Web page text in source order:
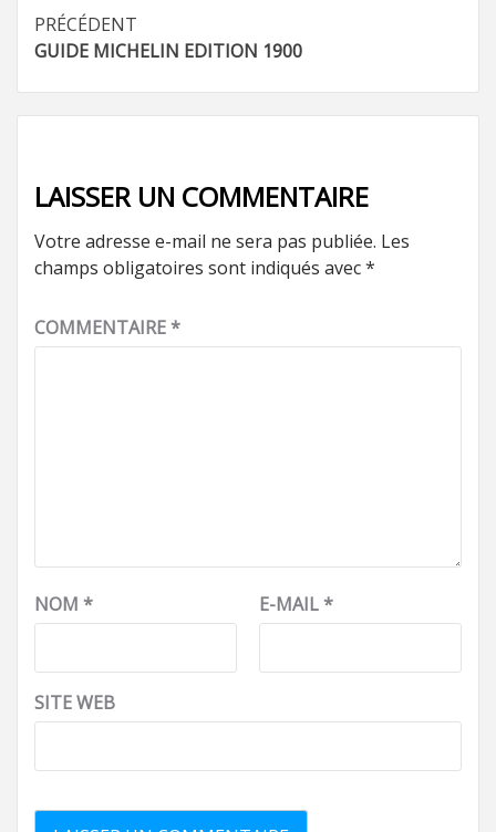
Navigation
d’article
PRÉCÉDENT
GUIDE MICHELIN EDITION 1900
LAISSER UN COMMENTAIRE
Votre adresse e-mail ne sera pas publiée. Les
champs obligatoires sont indiqués avec*
COMMENTAIRE*
NOM * E-MAIL*
SITE WEB